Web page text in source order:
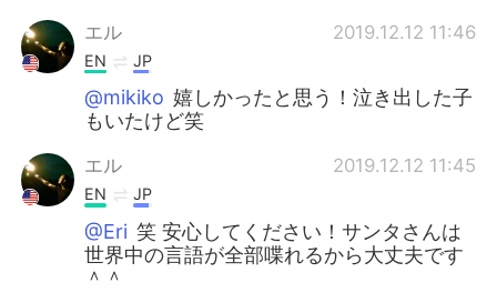
エル 2019.12.12 11:46
EN JP
@mikiko 嬉しかったと思う！泣き出した子
もいたけど笑
エル 2019.12.12 11:45
EN JP
@Eri 笑 安心してください！サンタさんは
世界中の言語が全部喋れるから大丈夫です
＾＾